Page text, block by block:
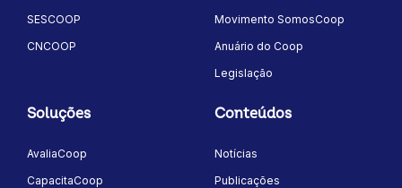
SESCOOP
CNCOOP
Movimento SomosCoop
Anuário do Coop
Legislação
Soluções
AvaliaCoop
CapacitaCoop
Conteúdos
Notícias
Publicações